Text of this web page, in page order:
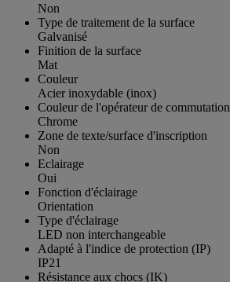
Non
Type de traitement de la surface
Galvanisé
Finition de la surface
Mat
Couleur
Acier inoxydable (inox)
Couleur de l'opérateur de commutation
Chrome
Zone de texte/surface d'inscription
Non
Eclairage
Oui
Fonction d'éclairage
Orientation
Type d'éclairage
LED non interchangeable
Adapté à l'indice de protection (IP)
IP21
Résistance aux chocs (IK)